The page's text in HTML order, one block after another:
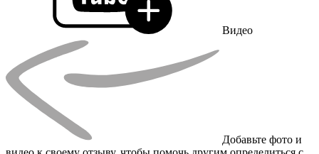
Видео
Добавьте фото и